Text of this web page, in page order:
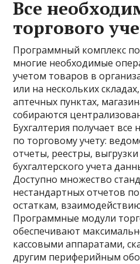
Все
торгового
Программный комплекс
многие необходимые
учетом товаров в
или на нескольких
аптечных пунктах,
собираются
Бухгалтерия получает
по торговому учету:
отчеты, реестры,
бухгалтерского учета
Доступно множество
нестандартных отчетов
остаткам,
Программные модули
обеспечивают
кассовыми аппаратами,
другим периферийным